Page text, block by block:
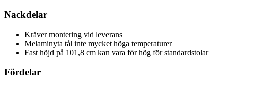
Nackdelar
Kräver montering vid leverans
Melaminyta tål inte mycket höga temperaturer
Fast höjd på 101,8 cm kan vara för hög för standardstolar
Fördelar